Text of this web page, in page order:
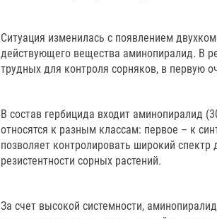
Ситуация изменилась с появлением
действующего вещества аминопиралид. В
трудных для контроля сорняков, в первую
В состав гербицида входит аминопиралид
относятся к разным классам: первое – к
позволяет контролировать широкий
резистентности сорных растений.
За счет высокой системности,